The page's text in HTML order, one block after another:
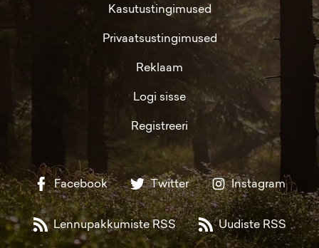
Kasutustingimused
Privaatsustingimused
Reklaam
Logi sisse
Registreeri
Facebook Twitter Instagram
Lennupakkumiste RSS Uudiste RSS